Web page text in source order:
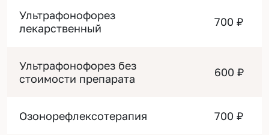
Ультрафонофорез
лекарственный
700 ₽
Ультрафонофорез без
стоимости препарата
600 ₽
Озонорефлексотерапия 700 ₽